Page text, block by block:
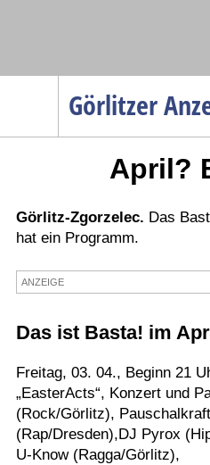
Görlitzer
Gesellschaft
Wirtschaft
Service
Gesundheit
Kultur
Sport
Termine
Kostenlos
April?
Görlitz-Zgorzelec. Das
hat ein Programm.
ANZEIGE
Das ist Basta! im
Freitag, 03. 04., Beginn 21
„EasterActs“, Konzert und
(Rock/Görlitz),
(Rap/Dresden),DJ Pyrox
U-Know (Ragga/Görlitz),